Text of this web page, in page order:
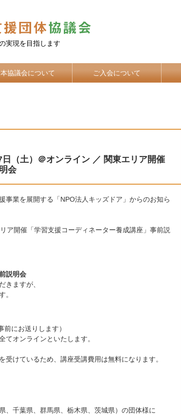
実現を目指します
本協議会について ご入会について
（土）＠オンライン ／ 関東エリア開催
会
事業を展開する「NPO法人キッズドア」からのお知ら
ア開催「学習支援コーディネーター養成講座」事前説
説明会
ますが、
。
にお送りします）
ンラインといたします。
いるため、講座受講費用は無料になります。
県、群馬県、栃木県、茨城県）の団体様に